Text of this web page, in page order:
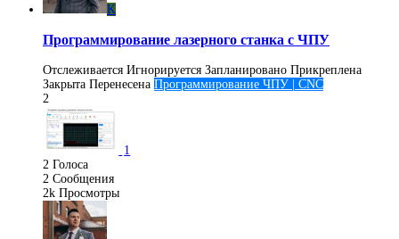
K
Программирование лазерного станка с ЧПУ
Отслеживается Игнорируется Запланировано Прикреплена
Закрыта Перенесена Программирование ЧПУ | CNC
2
1
2 Голоса
2 Сообщения
2k Просмотры